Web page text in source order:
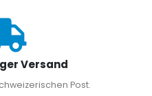
Versand
Post.